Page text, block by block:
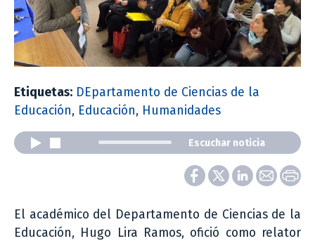
Etiquetas: DEpartamento de Ciencias de la
Educación, Educación, Humanidades
Escuchar noticia
El académico del Departamento de Ciencias de la
Educación, Hugo Lira Ramos, ofició como relator